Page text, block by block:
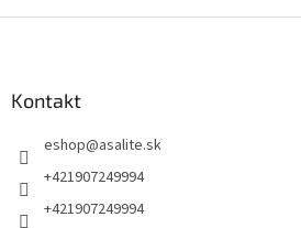
Kontakt
eshop@asalite.sk
+421907249994
+421907249994